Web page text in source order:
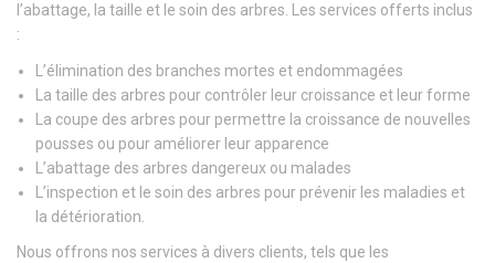
l’abattage, la taille et le soin des arbres. Les services offerts inclus
:
L’élimination des branches mortes et endommagées
La taille des arbres pour contrôler leur croissance et leur forme
La coupe des arbres pour permettre la croissance de nouvelles
pousses ou pour améliorer leur apparence
L’abattage des arbres dangereux ou malades
L’inspection et le soin des arbres pour prévenir les maladies et
la détérioration.
Nous offrons nos services à divers clients, tels que les